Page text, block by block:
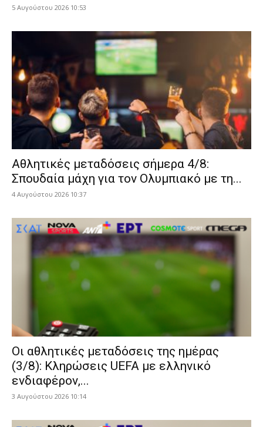
5 Αυγούστου 2026 10:53
Αθλητικές μεταδόσεις σήμερα 4/8:
Σπουδαία μάχη για τον Ολυμπιακό με τη...
4 Αυγούστου 2026 10:37
Οι αθλητικές μεταδόσεις της ημέρας
(3/8): Κληρώσεις UEFA με ελληνικό
ενδιαφέρον,...
3 Αυγούστου 2026 10:14